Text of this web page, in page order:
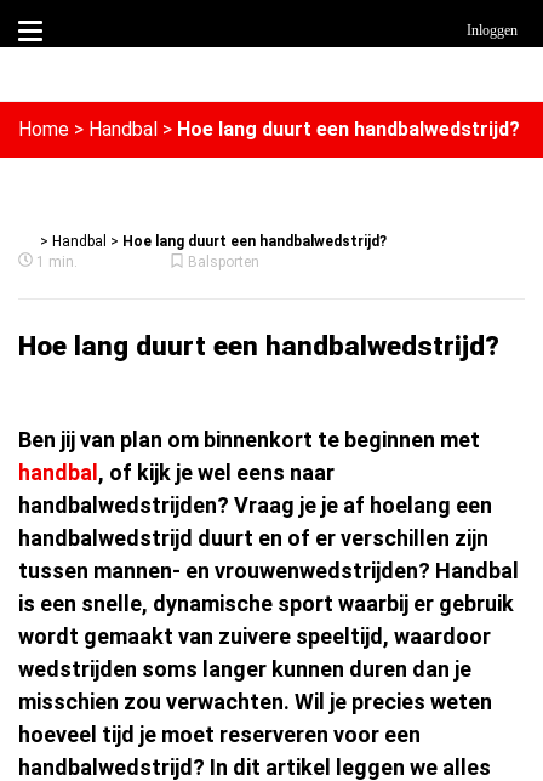
Inloggen
Home > Handbal > Hoe lang duurt een handbalwedstrijd?
> Handbal > Hoe lang duurt een handbalwedstrijd?
1 min.
Balsporten
Hoe lang duurt een handbalwedstrijd?
Ben jij van plan om binnenkort te beginnen met
handbal , of kijk je wel eens naar
handbalwedstrijden? Vraag je je af hoelang een
handbalwedstrijd duurt en of er verschillen zijn
tussen mannen- en vrouwenwedstrijden? Handbal
is een snelle, dynamische sport waarbij er gebruik
wordt gemaakt van zuivere speeltijd, waardoor
wedstrijden soms langer kunnen duren dan je
misschien zou verwachten. Wil je precies weten
hoeveel tijd je moet reserveren voor een
handbalwedstrijd? In dit artikel leggen we alles